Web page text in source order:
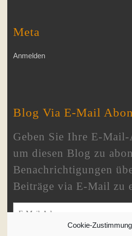
Cookie-
Meta
Anmelden
Blog Via E-Mail
Geben Sie Ihre E-Mail-
um diesen Blog zu
Benachrichtigungen
Beiträge via E-Mail zu
E-Mail-Adresse